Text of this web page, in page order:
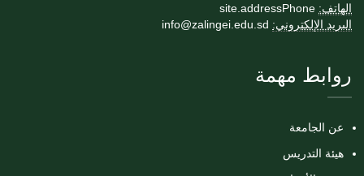
الهاتف: site.addressPhone
البريد الإلكتروني: info@zalingei.edu.sd
روابط مهمة
عن الجامعة
هيئة التدريس